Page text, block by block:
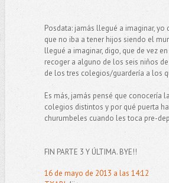
Posdata: jamás llegué a imaginar, yo
que no iba a tener hijos siendo el
llegué a imaginar, digo, que de vez
recoger a alguno de los seis niños
de los tres colegios/guardería a los
Es más, jamás pensé que conocería
colegios distintos y por qué puerta
churumbeles cuando les toca pre-
FIN PARTE 3 Y ÚLTIMA. BYE!!
16 de mayo de 2013 a las 14:12